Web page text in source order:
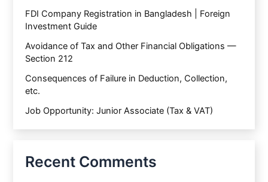
FDI Company Registration in Bangladesh | Foreign
Investment Guide
Avoidance of Tax and Other Financial Obligations —
Section 212
Consequences of Failure in Deduction, Collection,
etc.
Job Opportunity: Junior Associate (Tax & VAT)
Recent Comments